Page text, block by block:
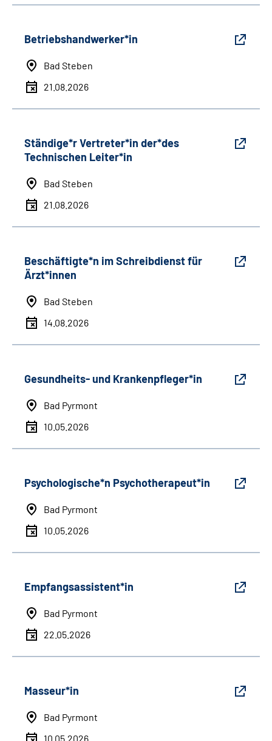
Betriebshandwerker*in
Bad Steben
21.08.2026
Ständige*r Vertreter*in der*des
Technischen Leiter*in
Bad Steben
21.08.2026
Beschäftigte*n im Schreibdienst für
Ärzt*innen
Bad Steben
14.08.2026
Gesundheits- und Krankenpfleger*in
Bad Pyrmont
10.05.2026
Psychologische*n Psychotherapeut*in
Bad Pyrmont
10.05.2026
Empfangsassistent*in
Bad Pyrmont
22.05.2026
Masseur*in
Bad Pyrmont
10.05.2026